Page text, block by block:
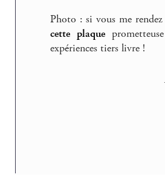
Photo : si vous me
cette plaque
expériences tiers livre !